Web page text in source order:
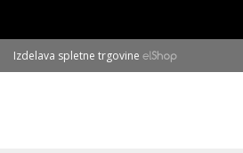
Izdelava spletne trgovine